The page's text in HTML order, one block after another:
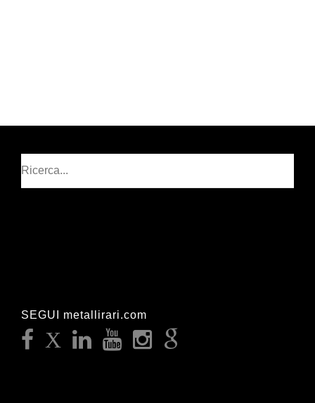
SEGUI metallirari.com